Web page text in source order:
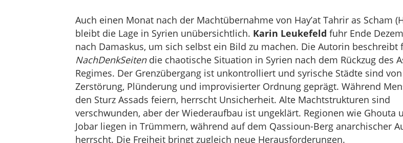
Auch einen Monat nach der Machtübernahme von Hay’at Tahrir as Scham
bleibt die Lage in Syrien unübersichtlich. Karin Leukefeld fuhr Ende
nach Damaskus, um sich selbst ein Bild zu machen. Die Autorin beschreibt
NachDenkSeitendie chaotische Situation in Syrien nach dem Rückzug des
Regimes. Der Grenzübergang ist unkontrolliert und syrische Städte sind von
Zerstörung, Plünderung und improvisierter Ordnung geprägt. Während
den Sturz Assads feiern, herrscht Unsicherheit. Alte Machtstrukturen sind
verschwunden, aber der Wiederaufbau ist ungeklärt. Regionen wie Ghouta
Jobar liegen in Trümmern, während auf dem Qassioun-Berg anarchischer
herrscht. Die Freiheit bringt zugleich neue Herausforderungen.